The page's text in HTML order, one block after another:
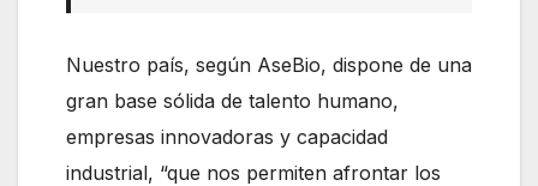
Nuestro país, según AseBio, dispone de una
gran base sólida de talento humano,
empresas innovadoras y capacidad
industrial, “que nos permiten afrontar los